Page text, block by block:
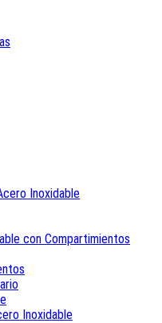
Inoxidable
con Compartimientos
Inoxidable